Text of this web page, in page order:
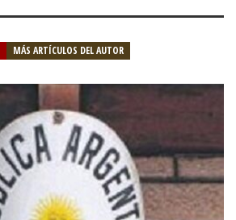
MÁS ARTÍCULOS DEL AUTOR